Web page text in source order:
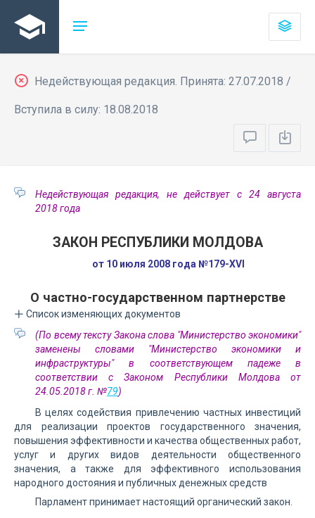
Недействующая редакция. Принята: 27.07.2018 /
Вступила в силу: 18.08.2018
Недействующая редакция, не действует с 24 августа
2018 года
ЗАКОН РЕСПУБЛИКИ МОЛДОВА
от 10 июля 2008 года №179-XVI
О частно-государственном партнерстве
Список изменяющих документов
(По всему тексту Закона слова "Министерство экономики"
заменены словами "Министерство экономики и
инфраструктуры" в соответствующем падеже в
соответствии с Законом Республики Молдова от
24.05.2018 г. №79)
В целях содействия привлечению частных инвестиций
для реализации проектов государственного значения,
повышения эффективности и качества общественных работ,
услуг и других видов деятельности общественного
значения, а также для эффективного использования
народного достояния и публичных денежных средств
Парламент принимает настоящий органический закон.